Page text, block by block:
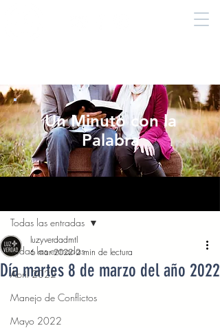
Un Minuto con la
Palabra
Todas las entradas
Abril 2022
Manejo de Conflictos
Mayo 2022
Todas las entradas
Día martes 8 de marzo del año 2022
luzyverdadmtl
6 mar 2022 2 min de lectura